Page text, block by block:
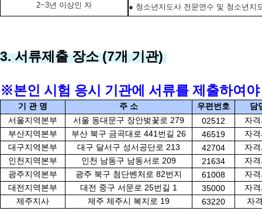
2~3년 이상인 자
● 청소년지도사 전문연수 및 청소년지
3. 서류제출 장소 (7개 기관)
※본인 시험 응시 기관에 서류를 제출하여
기 관 명 주 소 우편번호
담
서울지역본부
서울 동대문구 장안벚꽃로 279 02512
자
부산지역본부
부산 북구 금곡대로 441번길 26 46519
자
대구지역본부
대구 달서구 성서공단로 213 42704
자
인천지역본부
인천 남동구 남동서로 209 21634
자
광주지역본부
광주 북구 첨단벤처로 82번지 61008
자
대전지역본부
대전 중구 서문로 25번길 1 35000
자
제주지사
제주 제주시 복지로 19 63220 자